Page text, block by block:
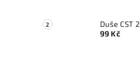
Duše CST
99 Kč